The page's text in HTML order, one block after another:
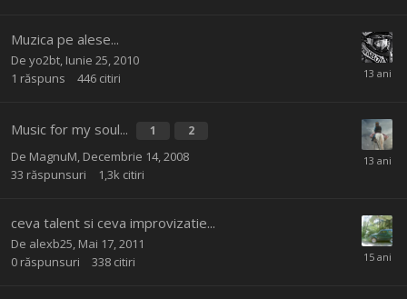
Muzica pe alese...
De yo2bt Iunie 25, 2010
1 răspuns 446 citiri
Music for my soul... 1 2
De MagnuM Decembrie 14, 2008
33 răspunsuri 1,3k citiri
ceva talent si ceva improvizatie...
De alexb25 Mai 17, 2011
0 răspunsuri 338 citiri